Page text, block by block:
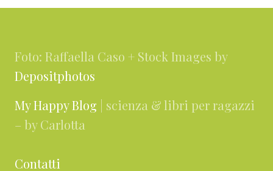
Foto: Raffaella Caso + Stock Images by
Depositphotos
My Happy Blog | scienza & libri per ragazzi
– by Carlotta
Contatti